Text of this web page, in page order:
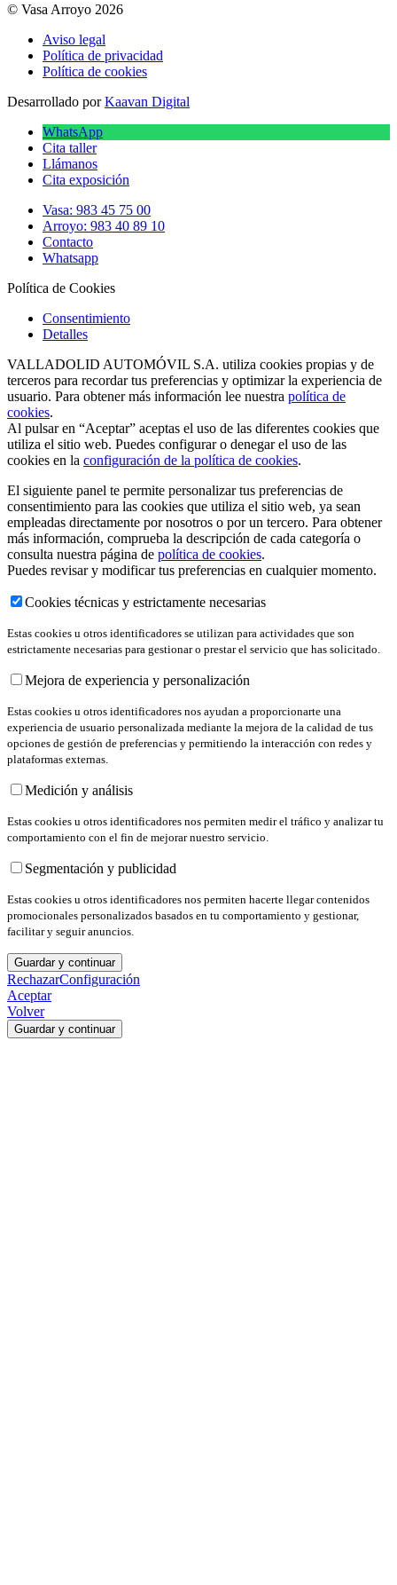
© Vasa Arroyo 2026
Aviso legal
Política de privacidad
Política de cookies
Desarrollado porKaavan Digital
WhatsApp
Cita taller
Llámanos
Cita exposición
Vasa: 983 45 75 00
Arroyo: 983 40 89 10
Contacto
Whatsapp
Política de Cookies
Consentimiento
Detalles
VALLADOLID AUTOMÓVIL S.A. utiliza cookies propias y de
terceros para recordar tus preferencias y optimizar la experiencia de
usuario. Para obtener más información lee nuestra política de
cookies.
Al pulsar en “Aceptar” aceptas el uso de las diferentes cookies que
utiliza el sitio web. Puedes configurar o denegar el uso de las
cookies en la configuración de la política de cookies.
El siguiente panel te permite personalizar tus preferencias de
consentimiento para las cookies que utiliza el sitio web, ya sean
empleadas directamente por nosotros o por un tercero. Para obtener
más información, comprueba la descripción de cada categoría o
consulta nuestra página de política de cookies.
Puedes revisar y modificar tus preferencias en cualquier momento.
Cookies técnicas y estrictamente necesarias
Estas cookies u otros identificadores se utilizan para actividades que son
estrictamente necesarias para gestionar o prestar el servicio que has solicitado.
Mejora de experiencia y personalización
Estas cookies u otros identificadores nos ayudan a proporcionarte una
experiencia de usuario personalizada mediante la mejora de la calidad de tus
opciones de gestión de preferencias y permitiendo la interacción con redes y
plataformas externas.
Medición y análisis
Estas cookies u otros identificadores nos permiten medir el tráfico y analizar tu
comportamiento con el fin de mejorar nuestro servicio.
Segmentación y publicidad
Estas cookies u otros identificadores nos permiten hacerte llegar contenidos
promocionales personalizados basados en tu comportamiento y gestionar,
facilitar y seguir anuncios.
Guardar y continuar
RechazarConfiguración
Aceptar
Volver
Guardar y continuar